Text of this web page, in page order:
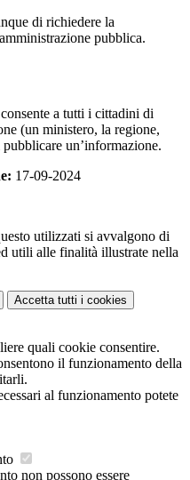
di richiedere la
pubblica.
a tutti i cittadini di
(un ministero, la regione,
un’informazione.
17-09-2024
utilizzati si avvalgono di
utili alle finalità illustrate nella
Accetta tutti i cookies
quali cookie consentire.
il funzionamento della
al funzionamento potete
non possono essere